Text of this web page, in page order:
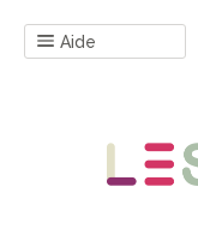
Aide